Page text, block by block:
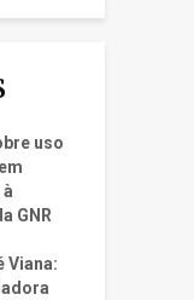
uso
GNR
Viana: